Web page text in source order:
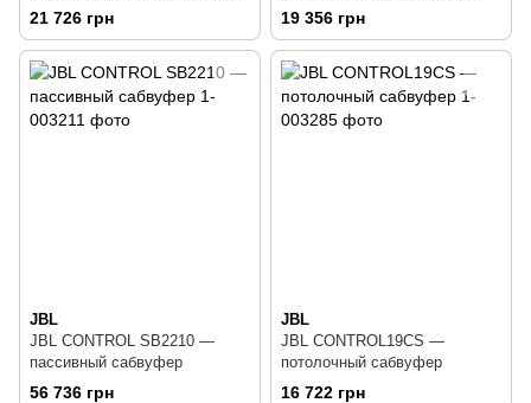
система
21 726 грн
система
19 356 грн
JBL
JBL CONTROL SB2210 —
пассивный сабвуфер
56 736 грн
JBL
JBL CONTROL19CS —
потолочный сабвуфер
16 722 грн